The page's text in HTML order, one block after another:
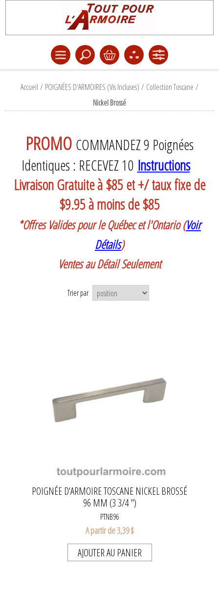
Accueil / POIGNÉES D'ARMOIRES (Vis Incluses) / Collection Toscane /
Nickel Brossé
PROMO COMMANDEZ 9 Poignées
Identiques : RECEVEZ 10 Instructions
Livraison Gratuite à $85 et +/ taux fixe de
$9.95 à moins de $85
*Offres Valides pour le Québec et l'Ontario (Voir
Détails)
Ventes au Détail Seulement
Trier par
POIGNÉE D'ARMOIRE TOSCANE NICKEL BROSSÉ
96 MM (3 3/4 ")
PTNB96
A partir de 3,39 $
AJOUTER AU PANIER